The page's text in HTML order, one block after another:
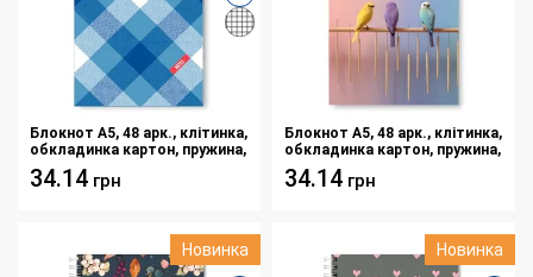
Блокнот A5, 48 арк., клітинка,
обкладинка картон, пружина,
Серія "Шотландка синя"
34.14 грн
Блокнот A5, 48 арк., клітинка,
обкладинка картон, пружина,
Серія "Папуги"
34.14 грн
Новинка Новинка